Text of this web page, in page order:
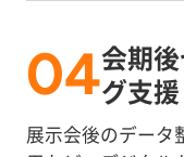
04会期
グ支援
展示会後のデータ